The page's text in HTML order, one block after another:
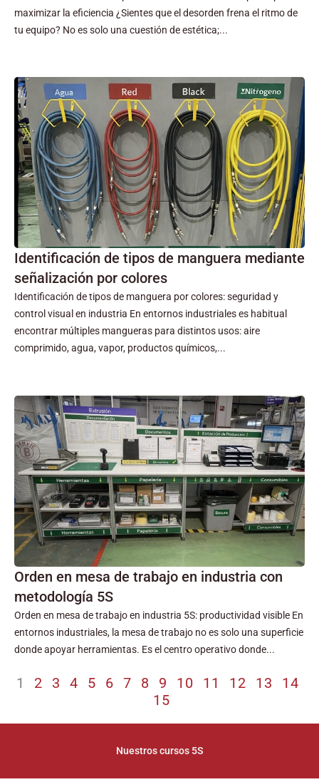
maximizar la eficiencia ¿Sientes que el desorden frena el ritmo de
tu equipo? No es solo una cuestión de estética;...
Identificación de tipos de manguera mediante
señalización por colores
Identificación de tipos de manguera por colores: seguridad y
control visual en industria En entornos industriales es habitual
encontrar múltiples mangueras para distintos usos: aire
comprimido, agua, vapor, productos químicos,...
Orden en mesa de trabajo en industria con
metodología 5S
Orden en mesa de trabajo en industria 5S: productividad visible En
entornos industriales, la mesa de trabajo no es solo una superficie
donde apoyar herramientas. Es el centro operativo donde...
1 2 3 4 5 6 7 8 9 10 11 12 13
14
15
Nuestros cursos 5S